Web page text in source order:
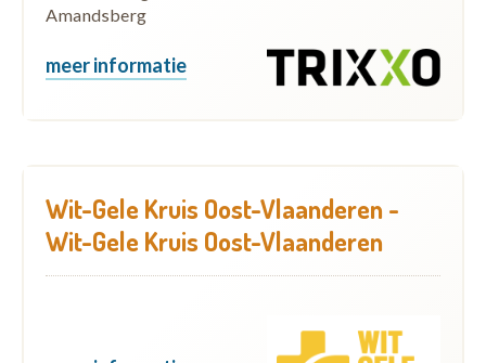
Amandsberg
meer informatie
Wit-Gele Kruis Oost-Vlaanderen -
Wit-Gele Kruis Oost-Vlaanderen